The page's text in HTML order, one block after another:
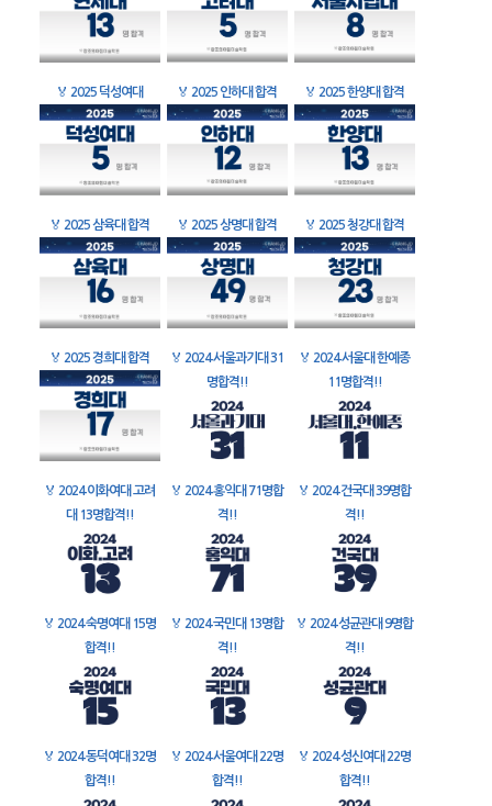
🏅 2025 덕성여대 🏅 2025 인하대 합격 🏅 2025 한양대 합격
🏅 2025 삼육대 합격 🏅 2025 상명대 합격 🏅 2025 청강대 합격
🏅 2025 경희대 합격 🏅 2024 서울과기대 31
명합격!!
🏅 2024 서울대 한예종
11명합격!!
🏅 2024 이화여대 고려
대 13명합격!!
🏅 2024 홍익대 71명합
격!!
🏅 2024 건국대 39명합
격!!
🏅 2024 숙명여대 15명
합격!!
🏅 2024 국민대 13명합
격!!
🏅 2024 성균관대 9명합
격!!
🏅 2024 동덕여대 32명
합격!!
🏅 2024 서울여대 22명
합격!!
🏅 2024 성신여대 22명
합격!!